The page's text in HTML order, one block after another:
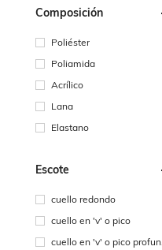
Composición
Poliéster
Poliamida
Acrílico
Lana
Elastano
Escote
cuello redondo
cuello en 'v' o pico
cuello en 'v' o pico profund